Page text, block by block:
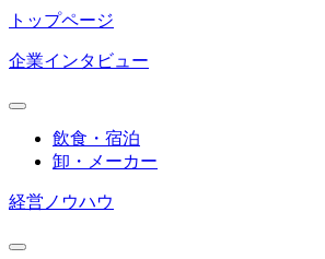
トップページ
企業インタビュー
飲食・宿泊
卸・メーカー
経営ノウハウ